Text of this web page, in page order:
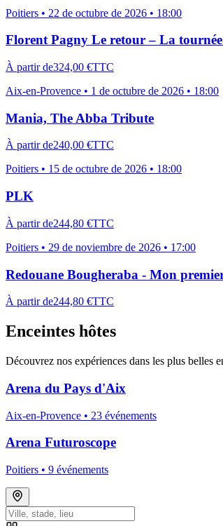
Poitiers • 22 de octubre de 2026 • 18:00
Florent Pagny Le retour – La tournée
À partir de324,00 €TTC
Aix-en-Provence • 1 de octubre de 2026 • 18:00
Mania, The Abba Tribute
À partir de240,00 €TTC
Poitiers • 15 de octubre de 2026 • 18:00
PLK
À partir de244,80 €TTC
Poitiers • 29 de noviembre de 2026 • 17:00
Redouane Bougheraba - Mon
À partir de244,80 €TTC
Enceintes hôtes
Découvrez nos expériences dans les plus belles
Arena du Pays d'Aix
Aix-en-Provence • 23 événements
Arena Futuroscope
Poitiers • 9 événements